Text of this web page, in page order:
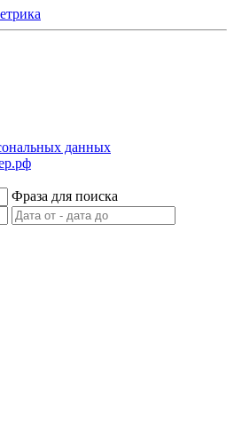
данных
Фраза для поиска